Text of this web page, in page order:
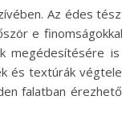
Az édes
e
megédesítésére
textúrák
falatban